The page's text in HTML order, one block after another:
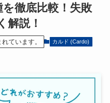
徹底比較！失敗
解説！
ています。 カルド (Cardo)